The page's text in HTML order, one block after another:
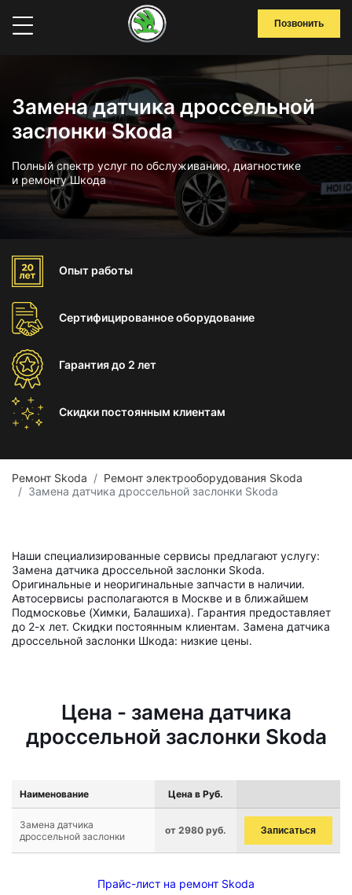
Позвонить
Замена датчика дроссельной
заслонки Skoda
Полный спектр услуг по обслуживанию, диагностике
и ремонту Шкода
Опыт работы
Сертифицированноеоборудование
Гарантиядо 2 лет
Скидки постоянным клиентам
Ремонт Skoda
Ремонт электрооборудования Skoda
Замена датчика дроссельной заслонки Skoda
Наши специализированные сервисы предлагают услугу:
Замена датчика дроссельной заслонки Skoda.
Оригинальные и неоригинальные запчасти в наличии.
Автосервисы располагаются в Москве и в ближайшем
Подмосковье (Химки, Балашиха). Гарантия предоставляет
до 2-х лет. Скидки постоянным клиентам. Замена датчика
дроссельной заслонки Шкода: низкие цены.
Цена - замена датчика
дроссельной заслонки Skoda
Наименование Цена в Руб.
Замена датчика
дроссельной заслонки
от 2980 руб. Записаться
Прайс-лист на ремонт Skoda